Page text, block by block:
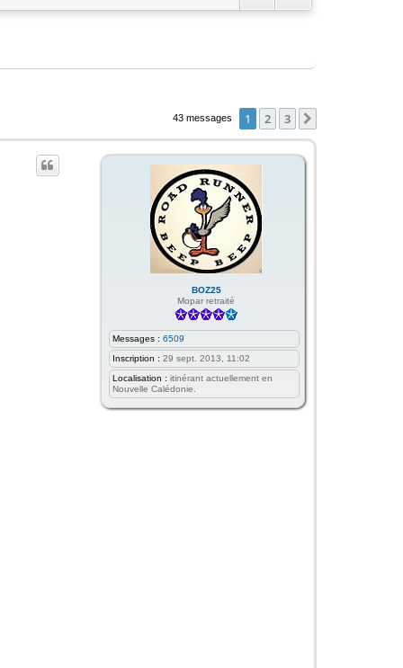
43 messages 1 2 3
BOZ25
Mopar retraité
Messages : 6509
Inscription : 29 sept. 2013, 11:02
Localisation : itinérant actuellement en
Nouvelle Calédonie.